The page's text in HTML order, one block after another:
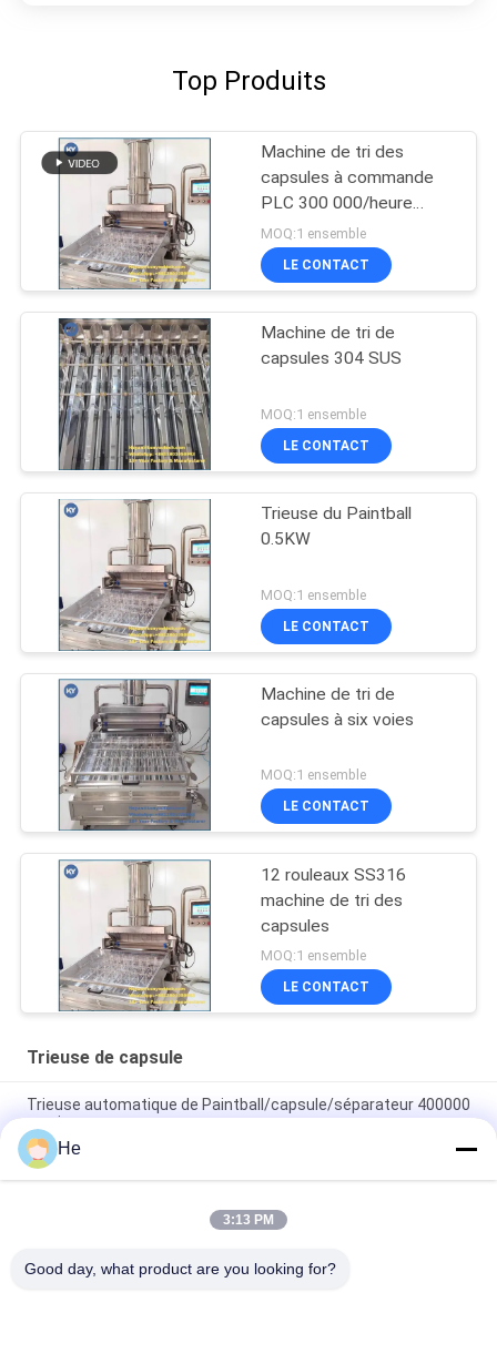
Top Produits
Machine de tri des
capsules à commande
PLC 300 000/heure
SS304
MOQ:1 ensemble
LE CONTACT
Machine de tri de
capsules 304 SUS
MOQ:1 ensemble
LE CONTACT
Trieuse du Paintball
0.5KW
MOQ:1 ensemble
LE CONTACT
Machine de tri de
capsules à six voies
MOQ:1 ensemble
LE CONTACT
12 rouleaux SS316
machine de tri des
capsules
MOQ:1 ensemble
LE CONTACT
Trieuse de capsule
Trieuse automatique de Paintball/capsule/séparateur 400000
maximum
Trieuse 200000 de petite pilule automatique d'acier
inoxydable maximum
Paintball automatique de 8 rouleaux/trieuse capsule molle,
He
3:13 PM
Good day, what product are you looking for?